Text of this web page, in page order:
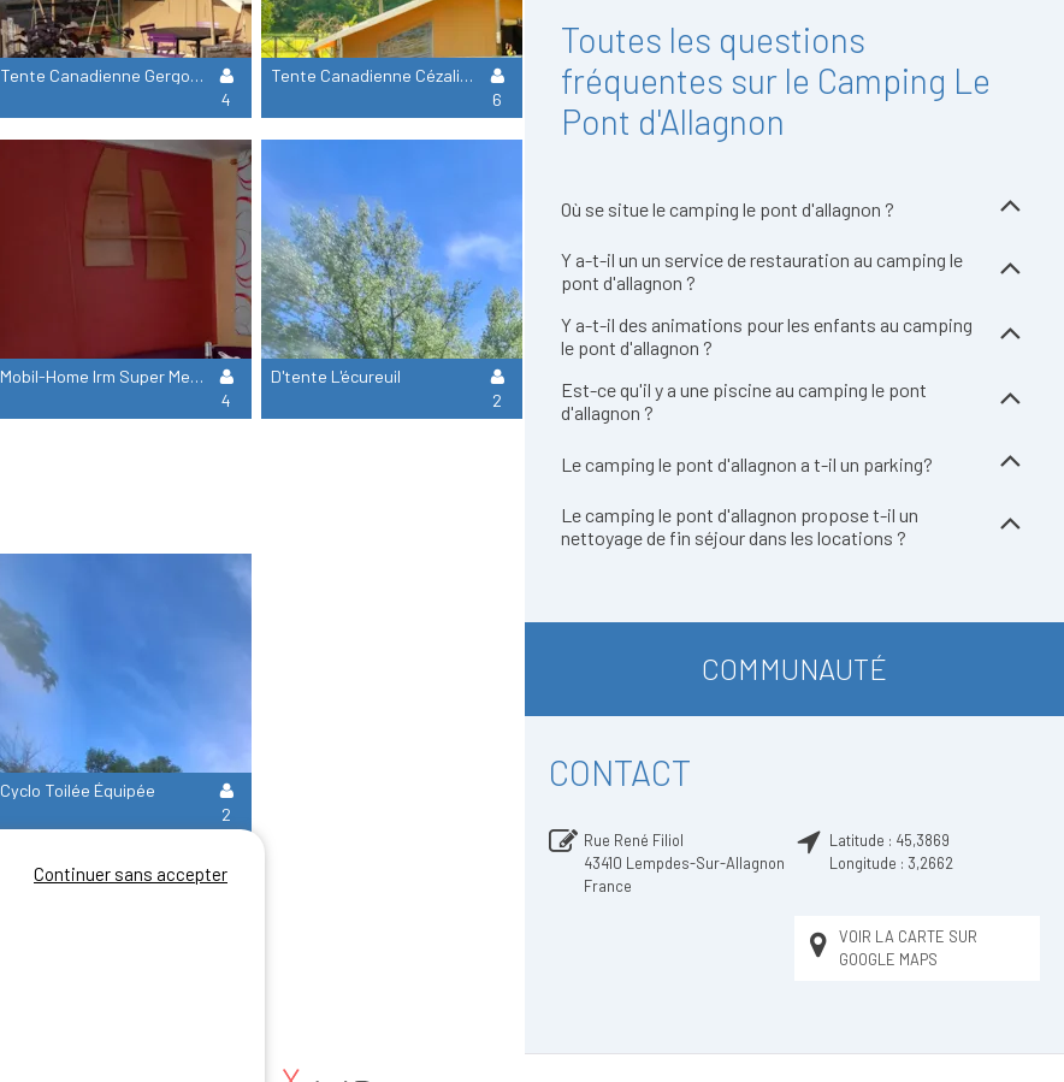
Tente Canadienne Gergovie 23M² - 2 Chambres (T7)
4
Tente Canadienne Cézalier 28M² - 2 Chambres
6
Mobil-Home Irm Super Mercure - 29M² - 2 Chambres (T5)
4
D'tente L'écureuil
2
Cyclo Toilée Équipée
2
Toutes les questions
fréquentes sur le Camping Le
Pont d'Allagnon
Où se situe le camping le pont d'allagnon ?
Y a-t-il un un service de restauration au camping le
pont d'allagnon ?
Y a-t-il des animations pour les enfants au camping
le pont d'allagnon ?
Est-ce qu'il y a une piscine au camping le pont
d'allagnon ?
Le camping le pont d'allagnon a t-il un parking?
Le camping le pont d'allagnon propose t-il un
nettoyage de fin séjour dans les locations ?
COMMUNAUTÉ
CONTACT
Rue René Filiol
43410 Lempdes-Sur-Allagnon
France
Latitude : 45,3869
Longitude : 3,2662
VOIR LA CARTE SUR
GOOGLE MAPS
Continuer sans accepter